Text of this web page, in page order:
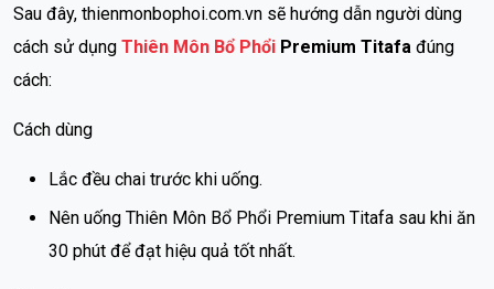
Sau đây, thienmonbophoi.com.vn sẽ hướng dẫn người dùng
cách sử dụng Thiên Môn Bổ Phổi Premium Titafa đúng
cách:
Cách dùng
Lắc đều chai trước khi uống.
Nên uống Thiên Môn Bổ Phổi Premium Titafa sau khi ăn
30 phút để đạt hiệu quả tốt nhất.